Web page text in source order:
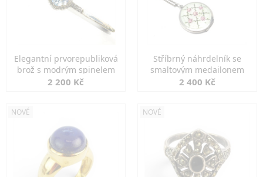
Elegantní prvorepubliková
brož s modrým spinelem
2 200 Kč
Stříbrný náhrdelník se
smaltovým medailonem
2 400 Kč
NOVÉ NOVÉ